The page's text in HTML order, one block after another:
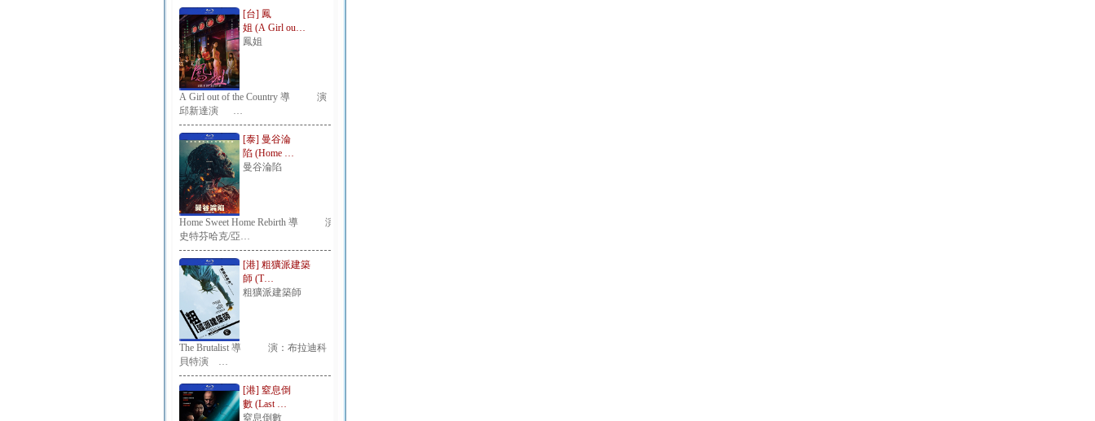
[台] 鳳
姐 (A Girl ou…
鳳姐
A Girl out of the Country 導 演：
邱新達演 …
[泰] 曼谷淪
陷 (Home …
曼谷淪陷
Home Sweet Home Rebirth 導 演：
史特芬哈克/亞…
[港] 粗獷派建築
師 (T…
粗獷派建築師
The Brutalist 導 演：布拉迪科
貝特演 …
[港] 窒息倒
數 (Last …
窒息倒數